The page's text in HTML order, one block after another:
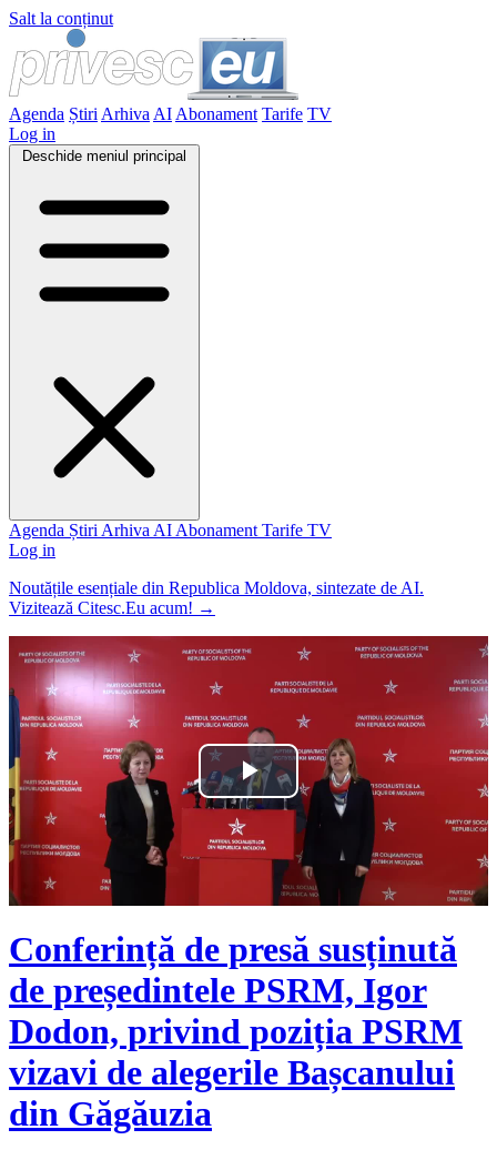
Salt la conținut
Agenda Știri Arhiva AI Abonament Tarife TV
Log in
Deschide meniul principal
Agenda Știri Arhiva AI Abonament Tarife TV
Log in
Noutățile esențiale din Republica Moldova, sintezate de AI.
Vizitează Citesc.Eu acum! →
Play
Video
Conferință de presă susținută
de președintele PSRM, Igor
Dodon, privind poziția PSRM
vizavi de alegerile Bașcanului
din Găgăuzia